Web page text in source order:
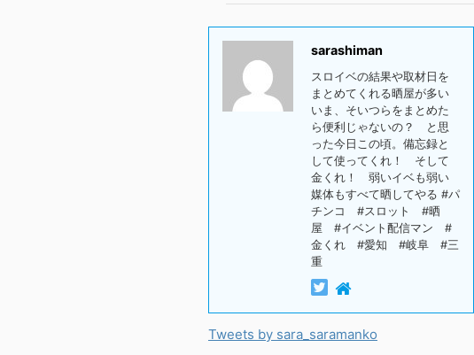
sarashiman
スロイベの結果や取材日を
まとめてくれる晒屋が多い
いま、そいつらをまとめた
ら便利じゃないの？ と思
った今日この頃。備忘録と
して使ってくれ！ そして
金くれ！ 弱いイベも弱い
媒体もすべて晒してやる #パ
チンコ #スロット #晒
屋 #イベント配信マン #
金くれ #愛知 #岐阜 #三
重
Tweets by sara_saramanko